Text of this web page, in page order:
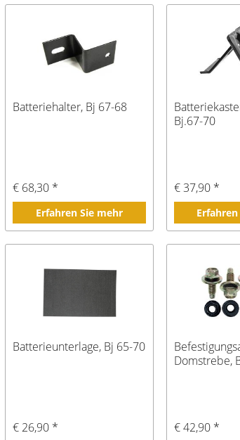
Batteriehalter, Bj 67-68
€ 68,30 *
Erfahren Sie mehr
Bj.67-70
€ 37,90 *
Batterieunterlage, Bj 65-70
€ 26,90 *
Domstrebe,
€ 42,90 *